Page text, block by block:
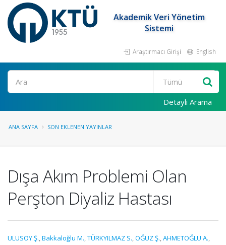
Akademik Veri Yönetim
Sistemi
Araştırmacı Girişi English
Ara
Detaylı Arama
ANA SAYFA SON EKLENEN YAYINLAR
Dışa Akım Problemi Olan
Perşton Diyaliz Hastası
ULUSOY Ş.,Bakkaloğlu M.,TÜRKYILMAZ S.,OĞUZ Ş.,AHMETOĞLU A.,